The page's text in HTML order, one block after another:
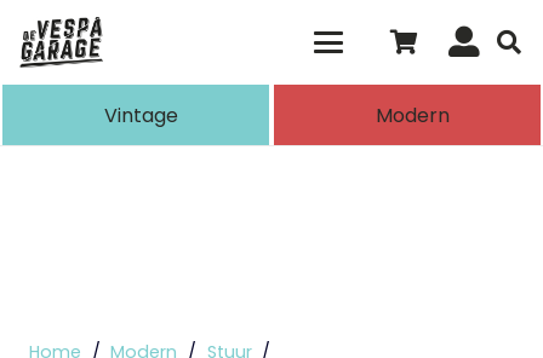
de resultaten voor automatisch
Vintage Modern
Home / Modern / Stuur /